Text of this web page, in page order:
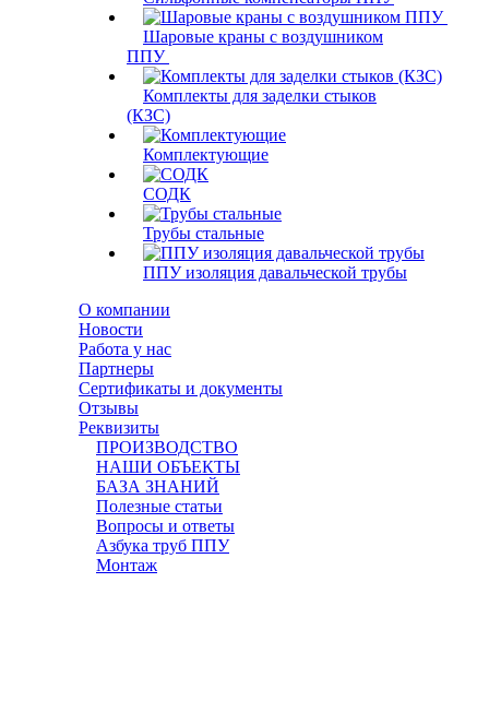
Шаровые краны с воздушником
ППУ
Комплекты для заделки стыков
(КЗС)
Комплектующие
СОДК
Трубы стальные
ППУ изоляция давальческой трубы
О компании
Новости
Работа у нас
Партнеры
Сертификаты и документы
Отзывы
Реквизиты
ПРОИЗВОДСТВО
НАШИ ОБЪЕКТЫ
БАЗА ЗНАНИЙ
Полезные статьи
Вопросы и ответы
Азбука труб ППУ
Монтаж